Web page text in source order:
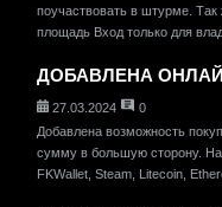
поучаствовать в штурме.
площадь Вход только для
ДОБАВЛЕНА
27.03.2024
0
Добавлена возможность
сумму в большую сторону.
FKWallet, Steam, Litecoin,